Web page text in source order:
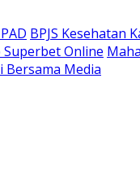
BPJS Kesehatan
Online
Media